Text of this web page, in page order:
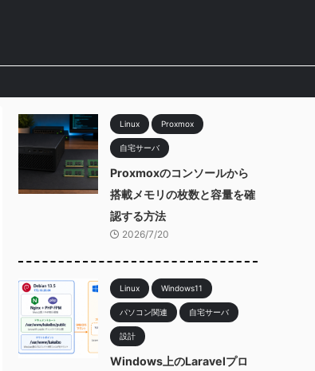
Linux Proxmox
自宅サーバ
Proxmoxのコンソールから
搭載メモリの枚数と容量を確
認する方法
2026/7/20
Linux Windows11
パソコン関連 自宅サーバ
設計
Windows上のLaravelプロ